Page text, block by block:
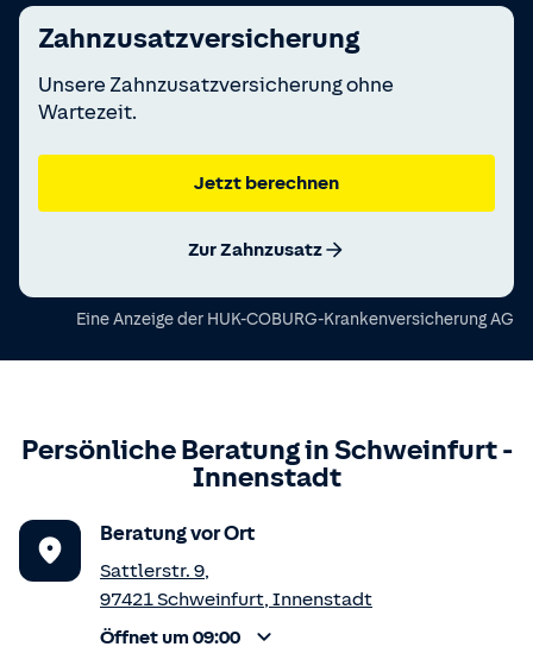
Zahnzusatzversicherung
Unsere Zahnzusatzversicherung ohne
Wartezeit.
Jetzt berechnen
Zur Zahnzusatz
Eine Anzeige der HUK-COBURG-Krankenversicherung AG
Persönliche Beratung inSchweinfurt -
Innenstadt
Beratung vor Ort
Sattlerstr. 9,
97421Schweinfurt, Innenstadt
Öffnet um 09:00